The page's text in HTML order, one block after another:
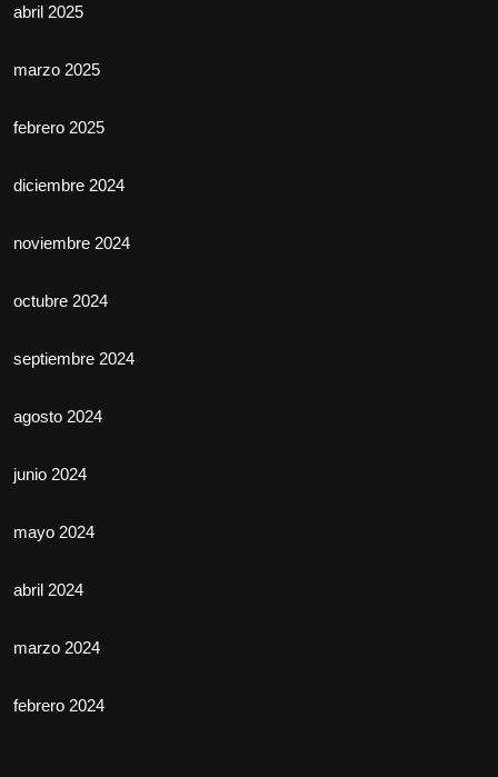
abril 2025
marzo 2025
febrero 2025
diciembre 2024
noviembre 2024
octubre 2024
septiembre 2024
agosto 2024
junio 2024
mayo 2024
abril 2024
marzo 2024
febrero 2024